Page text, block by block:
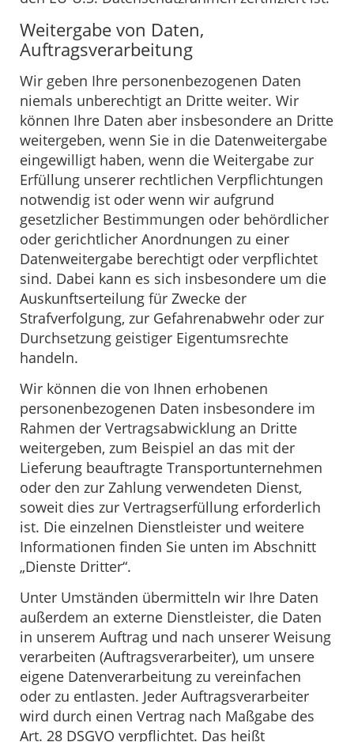
Weitergabe von Daten,
Auftragsverarbeitung
Wir geben Ihre personenbezogenen Daten
niemals unberechtigt an Dritte weiter. Wir
können Ihre Daten aber insbesondere an Dritte
weitergeben, wenn Sie in die Datenweitergabe
eingewilligt haben, wenn die Weitergabe zur
Erfüllung unserer rechtlichen Verpflichtungen
notwendig ist oder wenn wir aufgrund
gesetzlicher Bestimmungen oder behördlicher
oder gerichtlicher Anordnungen zu einer
Datenweitergabe berechtigt oder verpflichtet
sind. Dabei kann es sich insbesondere um die
Auskunftserteilung für Zwecke der
Strafverfolgung, zur Gefahrenabwehr oder zur
Durchsetzung geistiger Eigentumsrechte
handeln.
Wir können die von Ihnen erhobenen
personenbezogenen Daten insbesondere im
Rahmen der Vertragsabwicklung an Dritte
weitergeben, zum Beispiel an das mit der
Lieferung beauftragte Transportunternehmen
oder den zur Zahlung verwendeten Dienst,
soweit dies zur Vertragserfüllung erforderlich
ist. Die einzelnen Dienstleister und weitere
Informationen finden Sie unten im Abschnitt
„Dienste Dritter“.
Unter Umständen übermitteln wir Ihre Daten
außerdem an externe Dienstleister, die Daten
in unserem Auftrag und nach unserer Weisung
verarbeiten (Auftragsverarbeiter), um unsere
eigene Datenverarbeitung zu vereinfachen
oder zu entlasten. Jeder Auftragsverarbeiter
wird durch einen Vertrag nach Maßgabe des
Art. 28 DSGVO verpflichtet. Das heißt